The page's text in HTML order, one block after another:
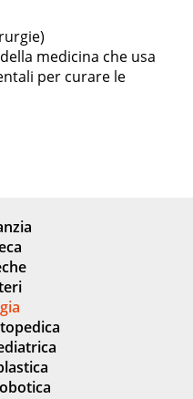
medicina che usa
per curare le